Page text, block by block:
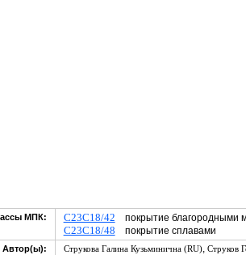
МПК: C23C18/42 покрытие благородными
C23C18/48 покрытие сплавами
Автор(ы): Струкова Галина Кузьминична (RU), Струков